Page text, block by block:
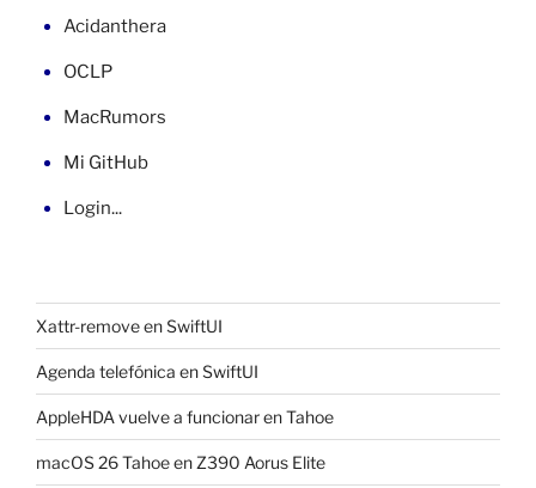
Acidanthera
OCLP
MacRumors
Mi GitHub
Login...
Xattr-remove en SwiftUI
Agenda telefónica en SwiftUI
AppleHDA vuelve a funcionar en Tahoe
macOS 26 Tahoe en Z390 Aorus Elite